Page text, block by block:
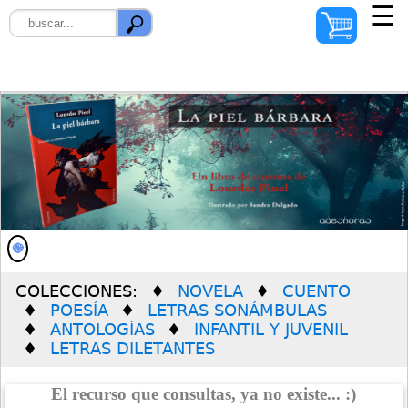
AUTORES
ILUSTRADORES
DISTRIBUIDORES
PREMIO SOLEDAD
VERDÚ
☰
COLECCIONES: NOVELA
CUENTO
POESÍA
LETRAS SONÁMBULAS
ANTOLOGÍAS
INFANTIL Y JUVENIL
LETRAS DILETANTES
El recurso que consultas, ya no existe... :)